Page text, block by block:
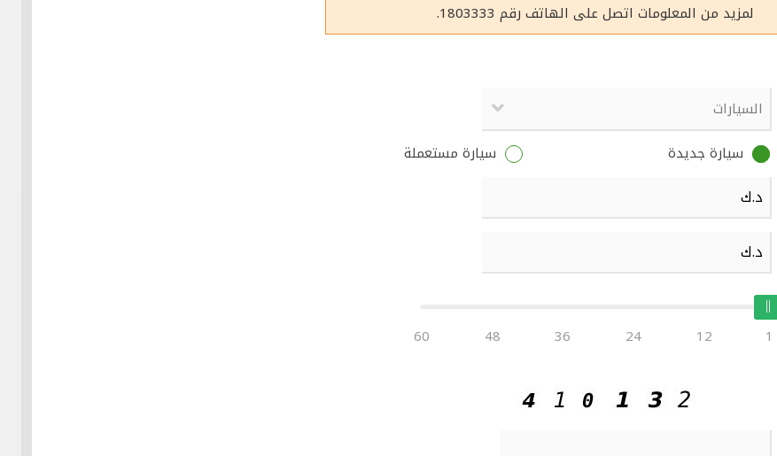
لمزيد من المعلومات اتصل على الهاتف رقم 1803333.
سيارة جديدة
سيارة مستعملة
1
12
24
36
48
60